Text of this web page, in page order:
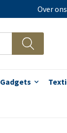
Over ons
Gadgets